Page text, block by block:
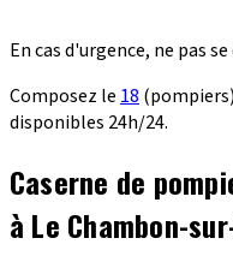
En cas d'urgence, ne pas
Composez le 18
disponibles 24h/24.
Caserne de
à Le Chambon-